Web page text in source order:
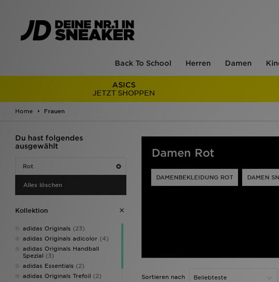
Back To School Herren Damen
ASICS
JETZT SHOPPEN
Home Frauen
Du hast folgendes
ausgewählt
Rot
Alles löschen
Kollektion
adidas Originals (23)
adidas Originals adicolor (4)
adidas Originals Handball
Spezial (3)
adidas Essentials (2)
adidas Originals Trefoil (2)
Damen Rot
DAMENBEKLEIDUNG ROT DAMEN
Sortieren nach